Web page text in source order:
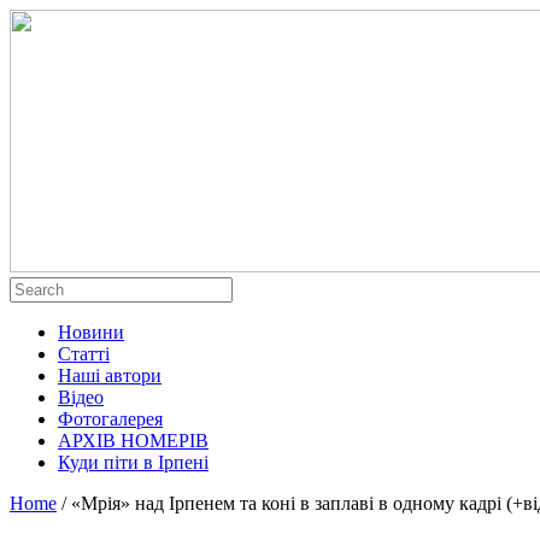
Новини
Статті
Наші автори
Відео
Фотогалерея
АРХІВ НОМЕРІВ
Куди піти в Ірпені
Home / «Мрія» над Ірпенем та коні в заплаві в одному кадрі